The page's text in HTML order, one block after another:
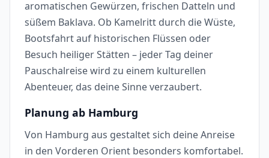
aromatischen Gewürzen, frischen Datteln und
süßem Baklava. Ob Kamelritt durch die Wüste,
Bootsfahrt auf historischen Flüssen oder
Besuch heiliger Stätten – jeder Tag deiner
Pauschalreise wird zu einem kulturellen
Abenteuer, das deine Sinne verzaubert.
Planung ab Hamburg
Von Hamburg aus gestaltet sich deine Anreise
in den Vorderen Orient besonders komfortabel.